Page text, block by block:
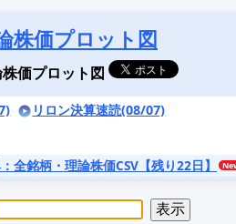
株価プロット図
価プロット図
リロン決算速読(08/07)
：全銘柄・理論株価CSV【残り22日】